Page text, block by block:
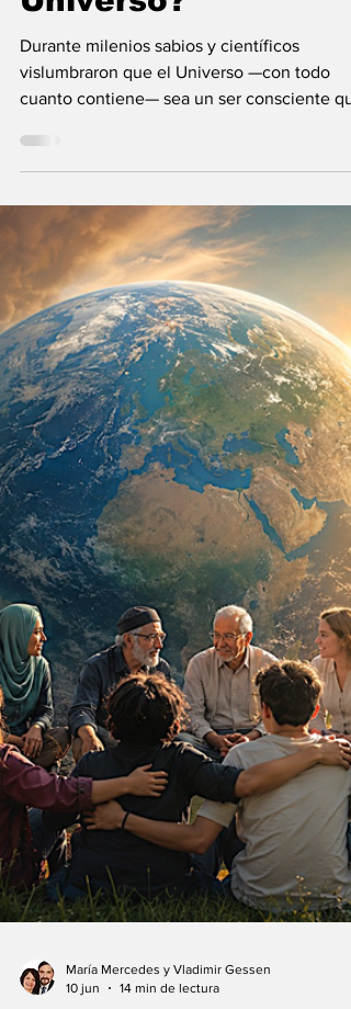
¿Y si el Creador
fuera el propio
Universo?
cuanto contiene— sea un ser consciente
se creó a sí mismo